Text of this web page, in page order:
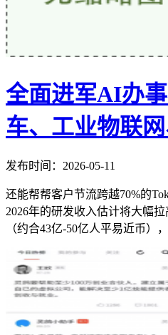
全面进军AI办
车、工业物联
发布时间：2026-05-11
还能帮帮客户节流跨越70%的
2026年的研发收入估计将大幅
（约合43亿-50亿人平易近币）